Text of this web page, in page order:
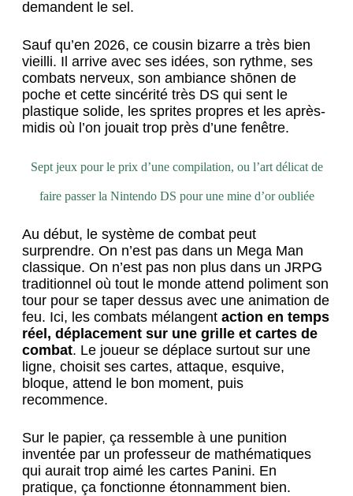
demandent le sel.
Sauf qu’en 2026, ce cousin bizarre a très bien
vieilli. Il arrive avec ses idées, son rythme, ses
combats nerveux, son ambiance shōnen de
poche et cette sincérité très DS qui sent le
plastique solide, les sprites propres et les après-
midis où l’on jouait trop près d’une fenêtre.
Sept jeux pour le prix d’une compilation, ou l’art délicat de
faire passer la Nintendo DS pour une mine d’or oubliée
Au début, le système de combat peut
surprendre. On n’est pas dans un Mega Man
classique. On n’est pas non plus dans un JRPG
traditionnel où tout le monde attend poliment son
tour pour se taper dessus avec une animation de
feu. Ici, les combats mélangent action en temps
réel, déplacement sur une grille et cartes de
combat. Le joueur se déplace surtout sur une
ligne, choisit ses cartes, attaque, esquive,
bloque, attend le bon moment, puis
recommence.
Sur le papier, ça ressemble à une punition
inventée par un professeur de mathématiques
qui aurait trop aimé les cartes Panini. En
pratique, ça fonctionne étonnamment bien.